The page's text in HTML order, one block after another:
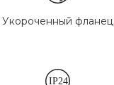
Укороченный фланец